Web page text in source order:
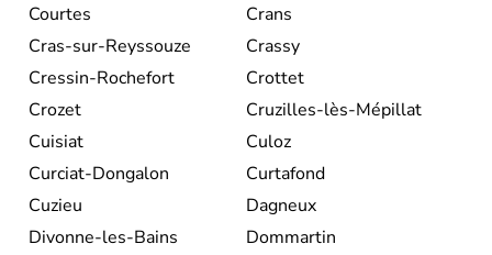
Courtes
Crans
Cras-sur-Reyssouze
Crassy
Cressin-Rochefort
Crottet
Crozet
Cruzilles-lès-Mépillat
Cuisiat
Culoz
Curciat-Dongalon
Curtafond
Cuzieu
Dagneux
Divonne-les-Bains
Dommartin